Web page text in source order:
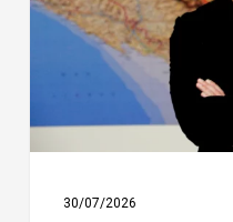
ans
d’histoire
Stefano
Bonaccini
30/07/2026